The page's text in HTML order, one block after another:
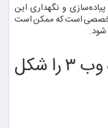
پیاده‌سازی و نگهداری این
تخصصی است که ممکن است
شود.
چگونه DePIN آینده وب ۳ را شکل